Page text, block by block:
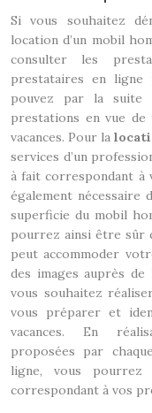
Si vous souhaitez
location d’un mobil
consulter les
prestataires en ligne
pouvez par la
prestations en vue
vacances. Pour la
services d’un
à fait correspondant
également
superficie du mobil
pourrez ainsi être sûr
peut accommoder
des images auprès
vous souhaitez
vous préparer et
vacances. En
proposées par
ligne, vous pourrez
correspondant à vos